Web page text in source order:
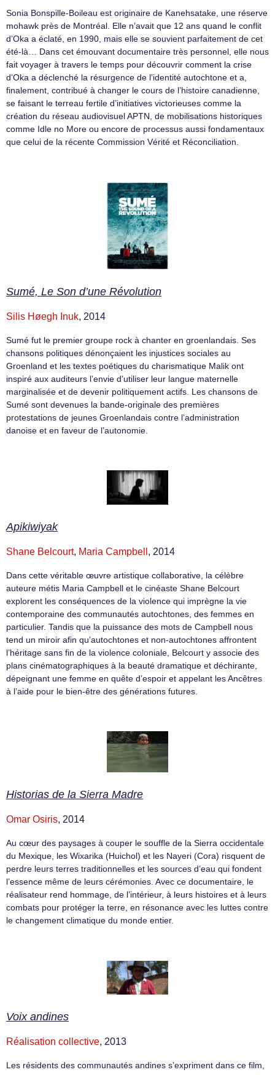
Sonia Bonspille-Boileau est originaire de Kanehsatake, une réserve
mohawk près de Montréal. Elle n’avait que 12 ans quand le conflit
d’Oka a éclaté, en 1990, mais elle se souvient parfaitement de cet
été-là… Dans cet émouvant documentaire très personnel, elle nous
fait voyager à travers le temps pour découvrir comment la crise
d’Oka a déclenché la résurgence de l’identité autochtone et a,
finalement, contribué à changer le cours de l’histoire canadienne,
se faisant le terreau fertile d’initiatives victorieuses comme la
création du réseau audiovisuel APTN, de mobilisations historiques
comme Idle no More ou encore de processus aussi fondamentaux
que celui de la récente Commission Vérité et Réconciliation.
Sumé, Le Son d’une Révolution
Silis Høegh Inuk, 2014
Sumé fut le premier groupe rock à chanter en groenlandais. Ses
chansons politiques dénonçaient les injustices sociales au
Groenland et les textes poétiques du charismatique Malik ont
inspiré aux auditeurs l’envie d’utiliser leur langue maternelle
marginalisée et de devenir politiquement actifs. Les chansons de
Sumé sont devenues la bande-originale des premières
protestations de jeunes Groenlandais contre l’administration
danoise et en faveur de l’autonomie.
Apikiwiyak
Shane Belcourt, Maria Campbell , 2014
Dans cette véritable œuvre artistique collaborative, la célèbre
auteure métis Maria Campbell et le cinéaste Shane Belcourt
explorent les conséquences de la violence qui imprègne la vie
contemporaine des communautés autochtones, des femmes en
particulier. Tandis que la puissance des mots de Campbell nous
tend un miroir afin qu’autochtones et non-autochtones affrontent
l’héritage sans fin de la violence coloniale, Belcourt y associe des
plans cinématographiques à la beauté dramatique et déchirante,
dépeignant une femme en quête d’espoir et appelant les Ancêtres
à l’aide pour le bien-être des générations futures.
Historias de la Sierra Madre
Omar Osiris, 2014
Au cœur des paysages à couper le souffle de la Sierra occidentale
du Mexique, les Wixarika (Huichol) et les Nayeri (Cora) risquent de
perdre leurs terres traditionnelles et les sources d’eau qui fondent
l’essence même de leurs cérémonies. Avec ce documentaire, le
réalisateur rend hommage, de l’intérieur, à leurs histoires et à leurs
combats pour protéger la terre, en résonance avec les luttes contre
le changement climatique du monde entier.
Voix andines
Réalisation collective, 2013
Les résidents des communautés andines s’expriment dans ce film,